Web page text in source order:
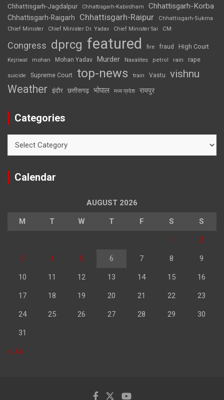
Chhattisgarh-Jagdalpur Chhattisgarh-Kabirdham Chhattisgarh-Korba
Chhattisgarh-Raigarh Chhattisgarh-Raipur
Chhattisgarh-Sukma
Chief Minister
Chief Minister Dr. Yadav Chief Minister Sai CM
Congress dprcg featured fire fraud High Court
Kejriwal mohan Mohan Yadav Murder Naxalites petrol rain rape
suicide Supreme Court top-news train Vastu vishnu
Weather इंदौर छत्तीसगढ़ भोपाल मध्य प्रदेश रायपुर
Categories
Calendar
AUGUST 2026
M T W T F S S
1 2
3 4 5 6 7 8 9
10 11 12 13 14 15 16
17 18 19 20 21 22 23
24 25 26 27 28 29 30
31
« Jul